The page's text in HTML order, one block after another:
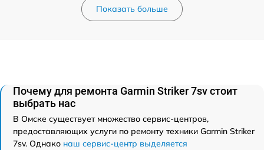
Показать больше
Почему для ремонта Garmin Striker 7sv стоит
выбрать нас
В Омске существует множество сервис-центров,
предоставляющих услуги по ремонту техники Garmin Striker
7sv. Однако наш сервис-центр выделяется